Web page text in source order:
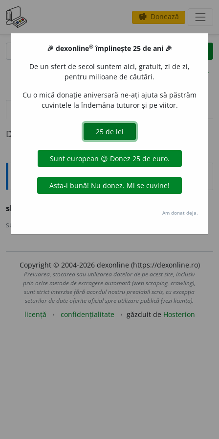
savings Donează
clear
opțiuni
definiții (1)
Definiția cu ID-ul 1164254:
Ortografice DOOM
sleesc
sursa:
Copyright © 2004-2026 dexonline (https://dexonline.ro)
Preluarea, stocarea sau utilizarea datelor de pe acest site, inclusiv
prin orice metode de extragere automată (web scraping, crawling),
sunt strict interzise fără acordul nostru prealabil scris, cu excepția
seturilor de date oferite oficial spre utilizare publică (vezi licența).
licență confidențialitate găzduit de Hosterion
🎉 dexonline® împlinește 25 de ani 🎉
De un sfert de secol suntem aici, gratuit, zi de zi,
pentru milioane de căutări.
Cu o mică donație aniversară ne-ați ajuta să păstrăm
cuvintele la îndemâna tuturor și pe viitor.
Am donat deja.